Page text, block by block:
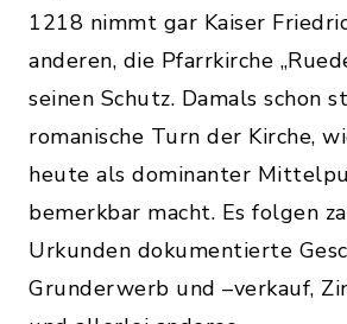
1218 nimmt gar Kaiser
anderen, die Pfarrkirche
seinen Schutz. Damals schon
romanische Turn der Kirche,
heute als dominanter
bemerkbar macht. Es folgen
Urkunden dokumentierte
Grunderwerb und –verkauf,